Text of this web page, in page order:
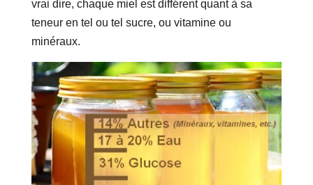
vrai dire, chaque miel est différent quant à sa
teneur en tel ou tel sucre, ou vitamine ou
minéraux.